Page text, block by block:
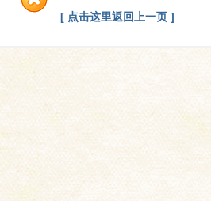
[ 点击这里返回上一页 ]